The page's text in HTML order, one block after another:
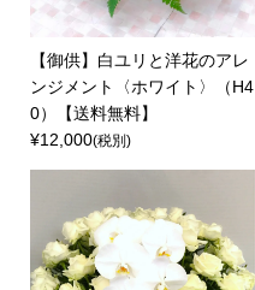
【御供】白ユリと洋花のアレ
ンジメント〈ホワイト〉（H4
0）【送料無料】
¥12,000(税別)